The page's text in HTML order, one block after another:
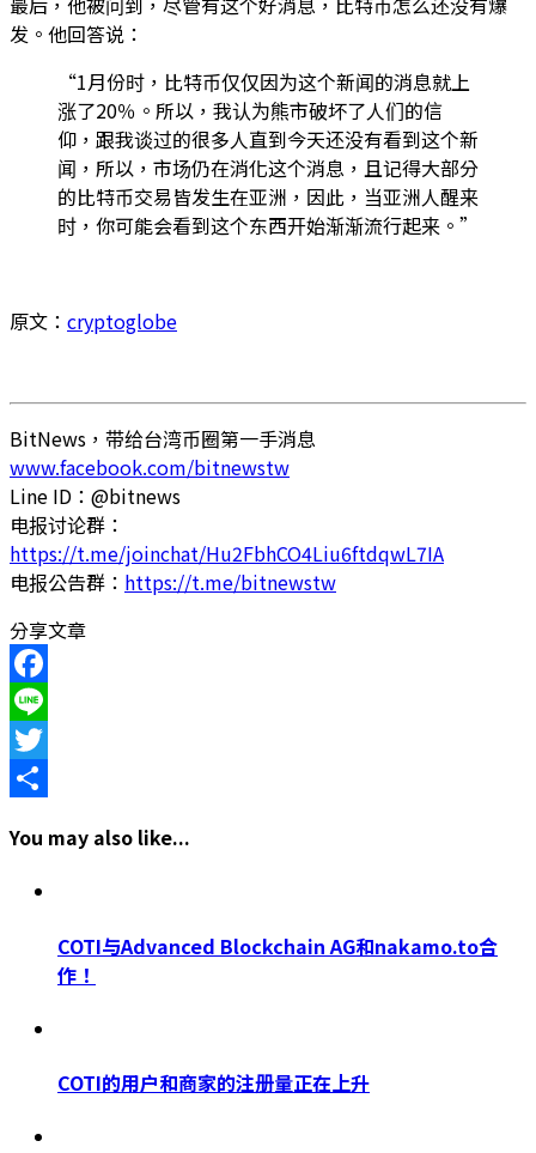
发。他回答说：
“1月份时，比特币仅仅因为这个新闻的消息就上
涨了20％。所以，我认为熊市破坏了人们的信
仰，跟我谈过的很多人直到今天还没有看到这个新
闻，所以，市场仍在消化这个消息，且记得大部分
的比特币交易皆发生在亚洲，因此，当亚洲人醒来
时，你可能会看到这个东西开始渐渐流行起来。”
原文： cryptoglobe
BitNews，带给台湾币圈第一手消息
www.facebook.com/bitnewstw
Line ID：@bitnews
电报讨论群：
https://t.me/joinchat/Hu2FbhCO4Liu6ftdqwL7IA
电报公告群： https://t.me/bitnewstw
分享文章
Facebook
Line
Twitter
You may also like...
COTI与Advanced Blockchain AG和nakamo.to合
作！
COTI的用户和商家的注册量正在上升